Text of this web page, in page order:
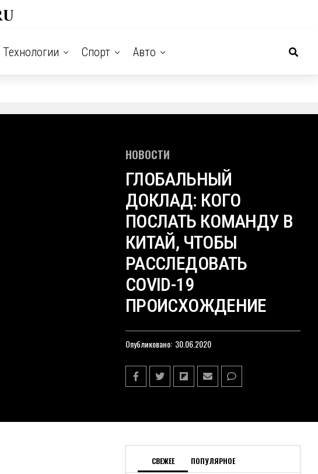
Технологии Спорт Авто
НОВОСТИ
ГЛОБАЛЬНЫЙ
ДОКЛАД: КОГО
ПОСЛАТЬ КОМАНДУ В
КИТАЙ, ЧТОБЫ
РАССЛЕДОВАТЬ
COVID-19
ПРОИСХОЖДЕНИЕ
Опубликовано: 30.06.2020
СВЕЖЕЕ ПОПУЛЯРНОЕ